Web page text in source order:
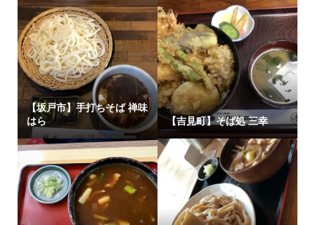
【坂戸市】手打ちそば 禅味
はら
【吉見町】そば処 三幸